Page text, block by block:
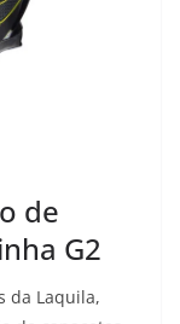
de
G2
da Laquila,